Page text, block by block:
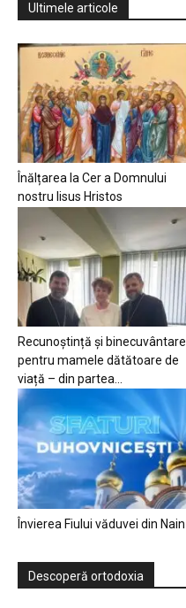
Ultimele articole
Înălțarea la Cer a Domnului
nostru Iisus Hristos
Recunoștință și binecuvântare
pentru mamele dătătoare de
viață – din partea...
Învierea Fiului văduvei din Nain
Descoperă ortodoxia